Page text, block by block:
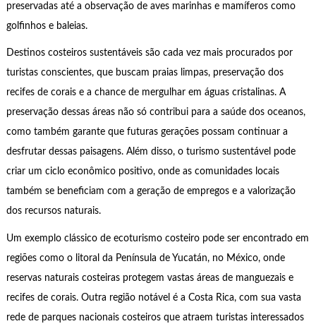
preservadas até a observação de aves marinhas e mamíferos como
golfinhos e baleias.
Destinos costeiros sustentáveis são cada vez mais procurados por
turistas conscientes, que buscam praias limpas, preservação dos
recifes de corais e a chance de mergulhar em águas cristalinas. A
preservação dessas áreas não só contribui para a saúde dos oceanos,
como também garante que futuras gerações possam continuar a
desfrutar dessas paisagens. Além disso, o turismo sustentável pode
criar um ciclo econômico positivo, onde as comunidades locais
também se beneficiam com a geração de empregos e a valorização
dos recursos naturais.
Um exemplo clássico de ecoturismo costeiro pode ser encontrado em
regiões como o litoral da Península de Yucatán, no México, onde
reservas naturais costeiras protegem vastas áreas de manguezais e
recifes de corais. Outra região notável é a Costa Rica, com sua vasta
rede de parques nacionais costeiros que atraem turistas interessados